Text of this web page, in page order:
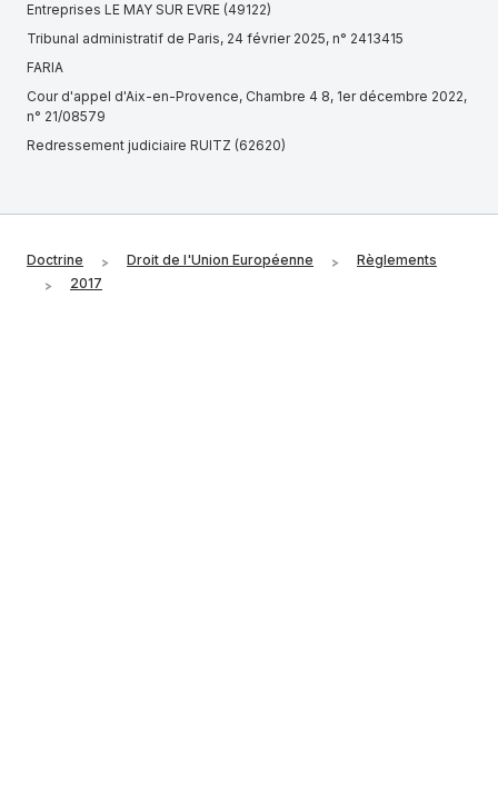
Entreprises LE MAY SUR EVRE (49122)
Tribunal administratif de Paris, 24 février 2025, n° 2413415
FARIA
Cour d'appel d'Aix-en-Provence, Chambre 4 8, 1er décembre 2022,
n° 21/08579
Redressement judiciaire RUITZ (62620)
Convention collective nationale de la production agricole et CUMA
IDCC 7024
Doctrine Droit de l'Union Européenne
Règlements
2017